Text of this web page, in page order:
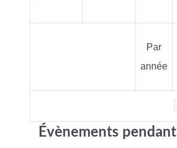
Par
année
Évènements pendant